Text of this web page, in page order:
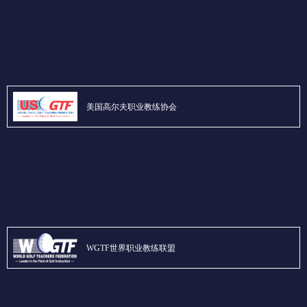
美国高尔夫职业教练协会
WGTF世界职业教练联盟